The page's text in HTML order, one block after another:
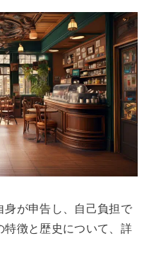
身が申告し、自己負担で
特徴と歴史について、詳